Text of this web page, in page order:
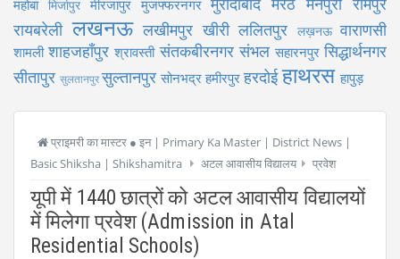
महोबा मिर्जापुर मीरजापुर मुजफ्फरनगर
रायबरेली लखनऊ लखीमपुर खीरी ललितपुर लख़नऊ वाराणसी
शामली शाहजहाँपुर श्रावस्ती संतकबीरनगर संभल सहारनपुर सिद्धार्थनगर
सीतापुर सुलतानपुरसुल्तानपुर सोनभद्र हमीरपुर हरदोई हाथरस हापुड़
प्राइमरी का मास्टर ● इन | Primary Ka Master | District News |
Basic Shiksha | Shikshamitra
अटल आवासीय विद्यालय प्रवेश
यूपी में 1440 छात्रों को अटल आवासीय विद्यालयों
में मिलेगा प्रवेश (Admission in Atal
Residential Schools)